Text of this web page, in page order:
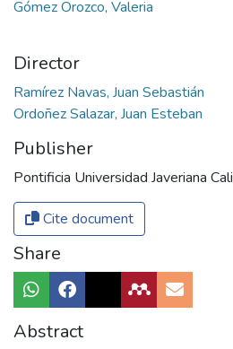
Gómez Orozco, Valeria
Director
Ramírez Navas, Juan Sebastián
Ordoñez Salazar, Juan Esteban
Publisher
Pontificia Universidad Javeriana Cali
Cite document
Share
Abstract